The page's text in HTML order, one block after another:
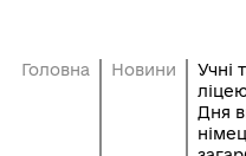
Головна Новини
Учні
Дня